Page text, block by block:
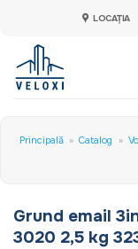
content
LOCAȚIA
Principală » Catalog »
Grund email
3020 2,5 kg